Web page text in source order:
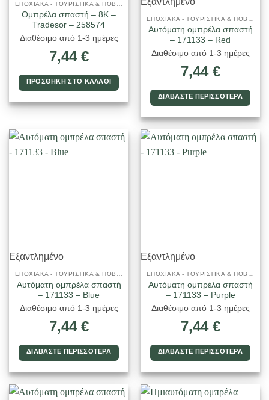
Ομπρέλα σπαστή – 8K –
Tradesor – 258574
Διαθέσιμο από 1-3 ημέρες
7,44 €
ΠΡΟΣΘΉΚΗ ΣΤΟ ΚΑΛΆΘΙ
Αυτόματη ομπρέλα σπαστή
– 171133 – Red
Διαθέσιμο από 1-3 ημέρες
7,44 €
ΔΙΑΒΆΣΤΕ ΠΕΡΙΣΣΌΤΕΡΑ
Εξαντλημένο
Αυτόματη ομπρέλα σπαστή
– 171133 – Blue
Διαθέσιμο από 1-3 ημέρες
7,44 €
ΔΙΑΒΆΣΤΕ ΠΕΡΙΣΣΌΤΕΡΑ
Εξαντλημένο
Αυτόματη ομπρέλα σπαστή
– 171133 – Purple
Διαθέσιμο από 1-3 ημέρες
7,44 €
ΔΙΑΒΆΣΤΕ ΠΕΡΙΣΣΌΤΕΡΑ